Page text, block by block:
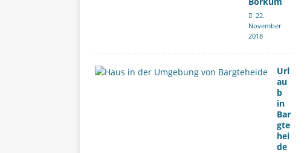
22.
November
2018
Url
au
b
in
Bar
gte
hei
de